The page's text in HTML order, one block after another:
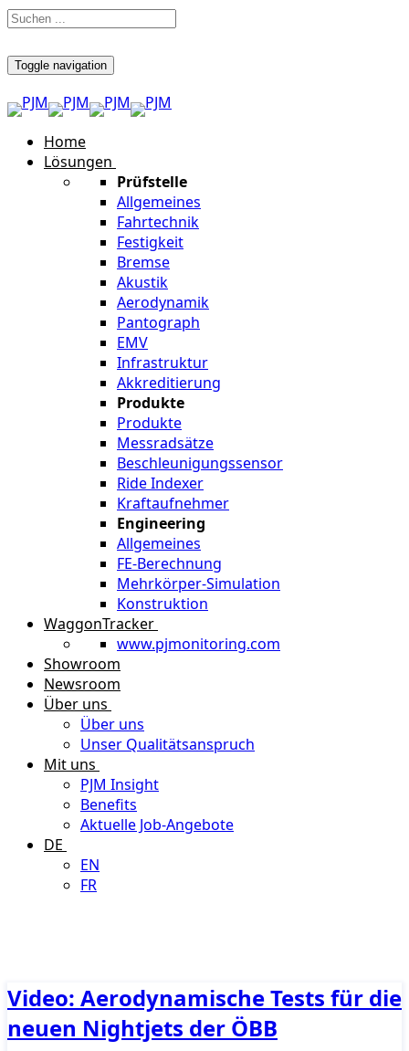
Toggle navigation
Home
Lösungen
Prüfstelle
Allgemeines
Fahrtechnik
Festigkeit
Bremse
Akustik
Aerodynamik
Pantograph
EMV
Infrastruktur
Akkreditierung
Produkte
Produkte
Messradsätze
Beschleunigungssensor
Ride Indexer
Kraftaufnehmer
Engineering
Allgemeines
FE-Berechnung
Mehrkörper-Simulation
Konstruktion
WaggonTracker
www.pjmonitoring.com
Showroom
Newsroom
Über uns
Über uns
Unser Qualitätsanspruch
Mit uns
PJM Insight
Benefits
Aktuelle Job-Angebote
DE
EN
FR
Video: Aerodynamische Tests für die
neuen Nightjets der ÖBB